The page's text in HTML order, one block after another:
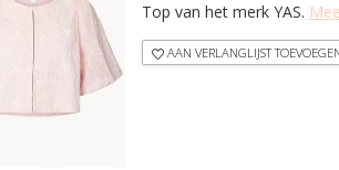
Top van het merk YAS.
AAN VERLANGLIJST